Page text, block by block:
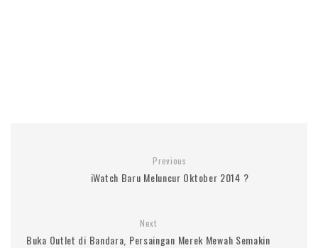
Previous
iWatch Baru Meluncur Oktober 2014 ?
Next
Buka Outlet di Bandara, Persaingan Merek Mewah Semakin